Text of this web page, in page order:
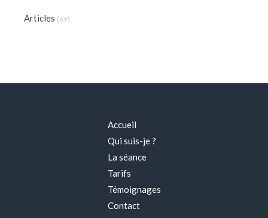
Articles (69)
Accueil
Qui suis-je ?
La séance
Tarifs
Témoignages
Contact